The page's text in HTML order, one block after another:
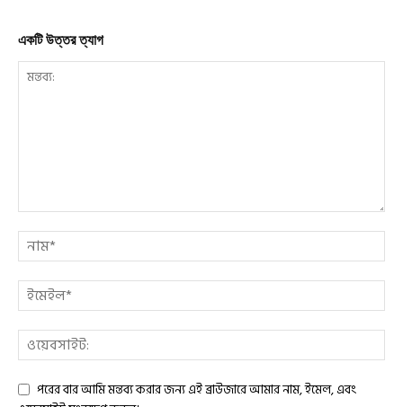
একটি উত্তর ত্যাগ
পরের বার আমি মন্তব্য করার জন্য এই ব্রাউজারে আমার নাম, ইমেল, এবং